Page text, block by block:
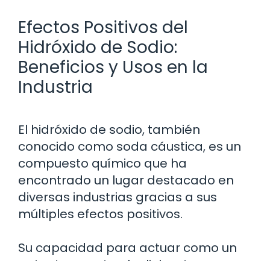
Efectos Positivos del
Hidróxido de Sodio:
Beneficios y Usos en la
Industria
El hidróxido de sodio, también
conocido como soda cáustica, es un
compuesto químico que ha
encontrado un lugar destacado en
diversas industrias gracias a sus
múltiples efectos positivos.
Su capacidad para actuar como un